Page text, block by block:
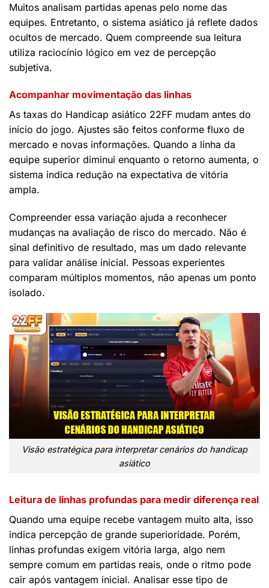
Muitos analisam partidas apenas pelo nome das
equipes. Entretanto, o sistema asiático já reflete dados
ocultos de mercado. Quem compreende sua leitura
utiliza raciocínio lógico em vez de percepção
subjetiva.
Acompanhar movimentação das linhas
As taxas do Handicap asiático 22FF mudam antes do
início do jogo. Ajustes são feitos conforme fluxo de
mercado e novas informações. Quando a linha da
equipe superior diminui enquanto o retorno aumenta, o
sistema indica redução na expectativa de vitória
ampla.
Compreender essa variação ajuda a reconhecer
mudanças na avaliação de risco do mercado. Não é
sinal definitivo de resultado, mas um dado relevante
para validar análise inicial. Pessoas experientes
comparam múltiplos momentos, não apenas um ponto
isolado.
Visão estratégica para interpretar cenários do handicap
asiático
Leitura de linhas profundas para medir diferença real
Quando uma equipe recebe vantagem muito alta, isso
indica percepção de grande superioridade. Porém,
linhas profundas exigem vitória larga, algo nem
sempre comum em partidas reais, onde o ritmo pode
cair após vantagem inicial. Analisar esse tipo de